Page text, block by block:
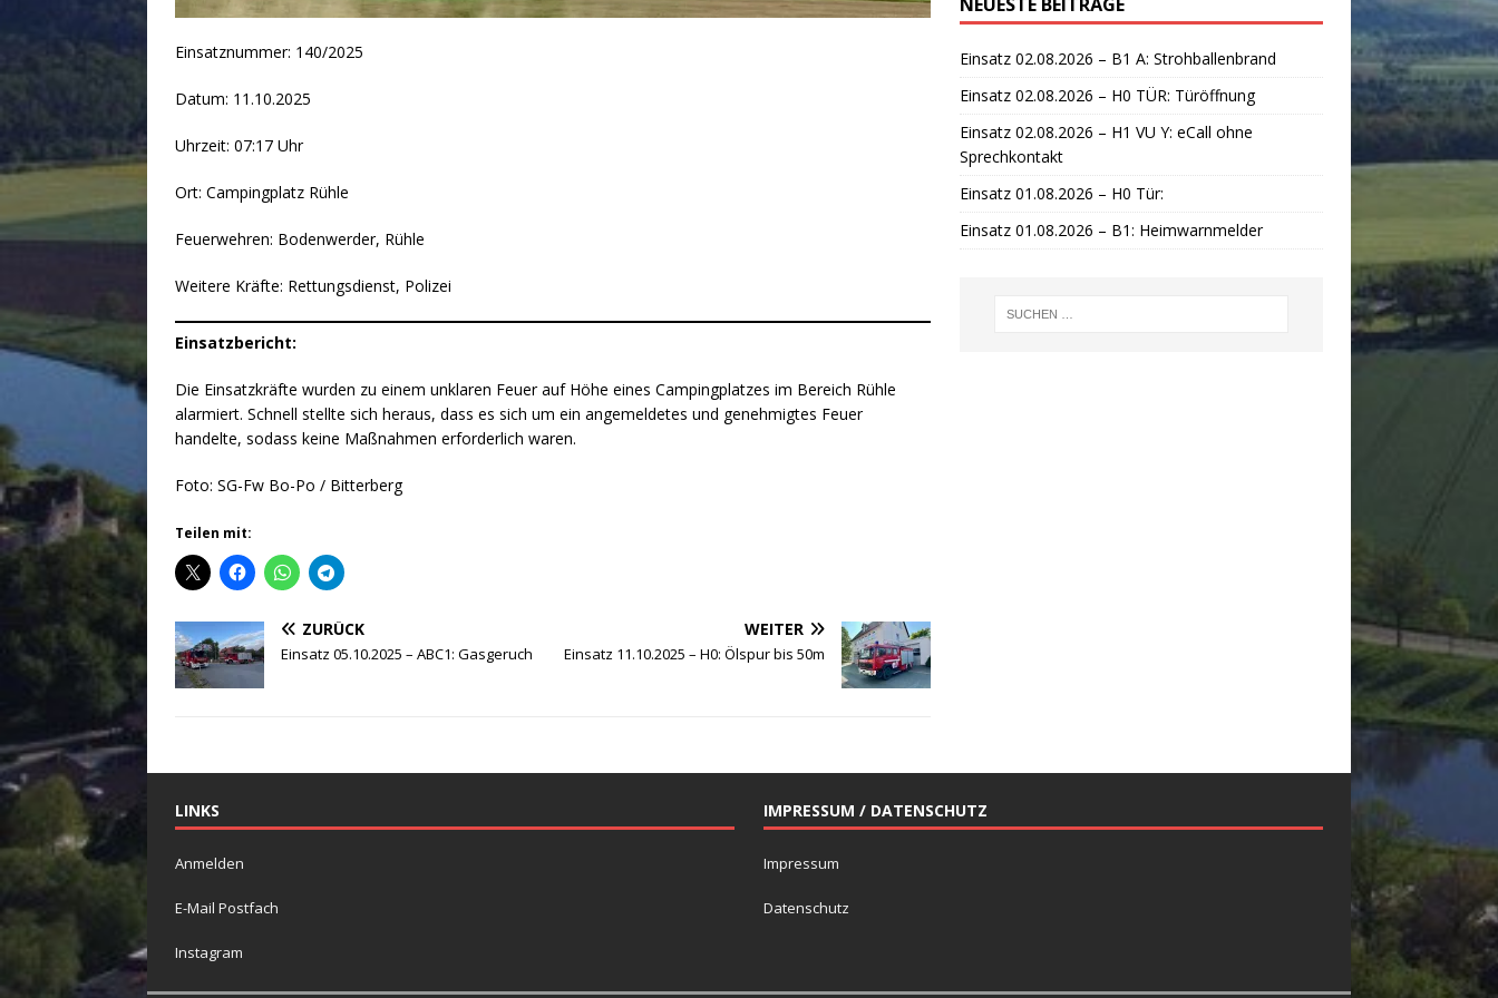
Einsatznummer: 140/2025
Datum: 11.10.2025
Uhrzeit: 07:17 Uhr
Ort: Campingplatz Rühle
Feuerwehren: Bodenwerder, Rühle
Weitere Kräfte: Rettungsdienst, Polizei
Einsatzbericht:
Die Einsatzkräfte wurden zu einem unklaren Feuer auf Höhe eines Campingplatzes im Bereich Rühle
alarmiert. Schnell stellte sich heraus, dass es sich um ein angemeldetes und genehmigtes Feuer
handelte, sodass keine Maßnahmen erforderlich waren.
Foto: SG-Fw Bo-Po / Bitterberg
Teilen mit:
ZURÜCK
Einsatz 05.10.2025 – ABC1: Gasgeruch
WEITER
Einsatz 11.10.2025 – H0: Ölspur bis 50m
e
sEinsatz 02.08.2026 – B1 A: Strohballenbrand
Einsatz 02.08.2026 – H0 TÜR: Türöffnung
Einsatz 02.08.2026 – H1 VU Y: eCall ohne
Sprechkontakt
Einsatz 01.08.2026 – H0 Tür:
Einsatz 01.08.2026 – B1: Heimwarnmelder
LINKS
Anmelden
E-Mail Postfach
Instagram
IMPRESSUM / DATENSCHUTZ
Impressum
Datenschutz